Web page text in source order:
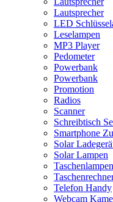
Lautsprecher
LED
Leselampen
MP3 Player
Pedometer
Powerbank
Powerbank
Promotion
Radios
Scanner
Schreibtisch
Smartphone
Solar
Solar Lampen
Taschenlampen
Telefon Handy
Webcam